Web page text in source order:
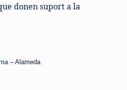
donen suport a la
– Alameda